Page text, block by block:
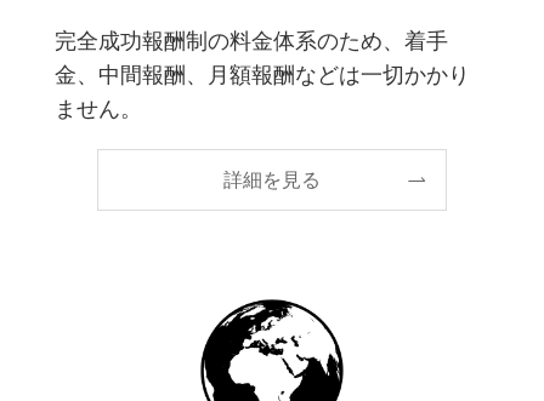
完全成功報酬制の料金体系のため、着手
金、中間報酬、月額報酬などは一切かかり
ません。
詳細を見る